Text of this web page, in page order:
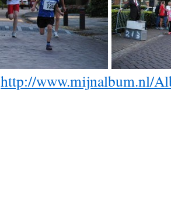
http://www.mijnalbum.nl/